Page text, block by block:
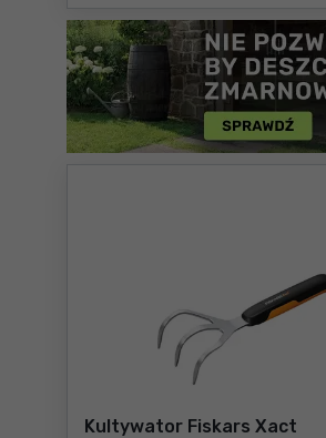
Kultywator Fiskars Xact